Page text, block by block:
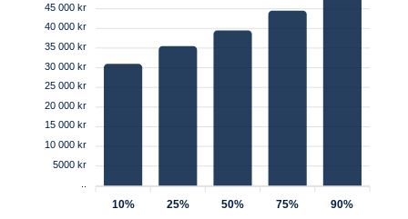
45 000 kr
40 000 kr
35 000 kr
30 000 kr
25 000 kr
20 000 kr
15 000 kr
10 000 kr
5000 kr
10% 25% 50% 75% 90%